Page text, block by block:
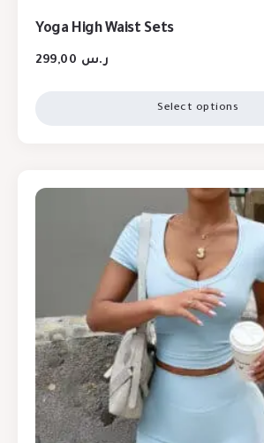
Yoga High Waist Sets
ر.س
Select options